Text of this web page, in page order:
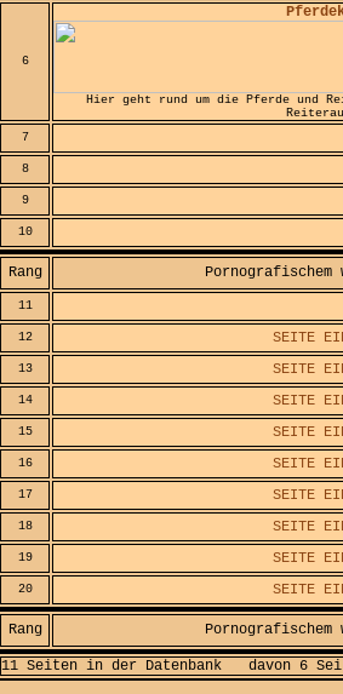
6
Hier geht rund um die Pferde und
7
8
9
10
Rang Pornografischem
11
12 SEITE
13 SEITE
14 SEITE
15 SEITE
16 SEITE
17 SEITE
18 SEITE
19 SEITE
20 SEITE
Rang Pornografischem
11 Seiten in der Datenbank davon 6